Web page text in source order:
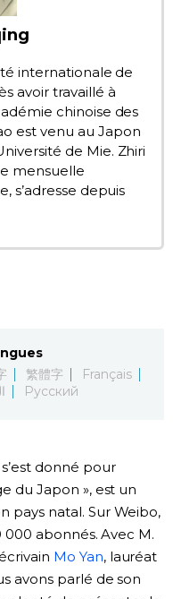
internationale de
avoir travaillé à
chinoise des
est venu au Japon
de Mie. Zhiri
mensuelle
s’adresse depuis
繁體字
Français
Русский
donné pour
du Japon », est un
pays natal. Sur Weibo,
abonnés. Avec M.
Mo Yan, lauréat
avons parlé de son